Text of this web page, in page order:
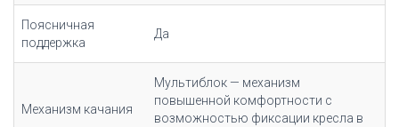
Поясничная
поддержка
Да
Механизм качания
Мультиблок — механизм
повышенной комфортности с
возможностью фиксации кресла в